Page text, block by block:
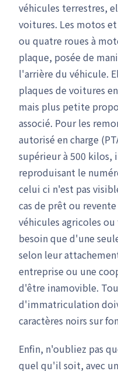
véhicules terrestres,
voitures. Les motos
ou quatre roues à
plaque, posée de
l'arrière du véhicule.
plaques de voitures
mais plus petite
associé. Pour les
autorisé en charge
supérieur à 500 kilos,
reproduisant le
celui ci n'est pas
cas de prêt ou
véhicules agricoles
besoin que d'une
selon leur
entreprise ou une
d'être inamovible.
d'immatriculation
caractères noirs sur
Enfin, n'oubliez pas
quel qu'il soit, avec